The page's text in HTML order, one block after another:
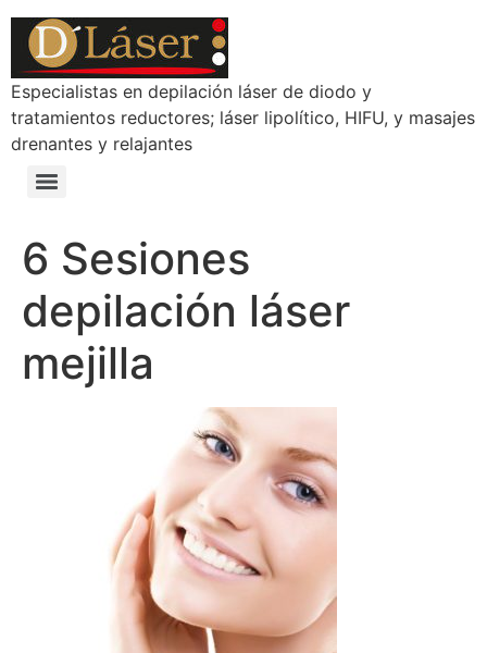
Especialistas en depilación láser de diodo y
tratamientos reductores; láser lipolítico, HIFU, y masajes
drenantes y relajantes
6 Sesiones
depilación láser
mejilla